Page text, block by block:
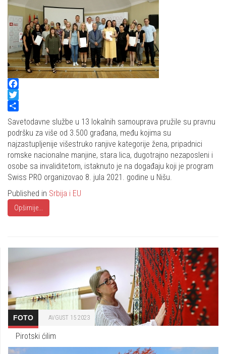
Facebook
Twitter
Share
Savetodavne službe u 13 lokalnih samouprava pružile su pravnu
podršku za više od 3.500 građana, među kojima su
najzastupljenije višestruko ranjive kategorije žena, pripadnici
romske nacionalne manjine, stara lica, dugotrajno nezaposleni i
osobe sa invaliditetom, istaknuto je na događaju koji je program
Swiss PRO organizovao 8. jula 2021. godine u Nišu.
Published in Srbija i EU
Opširnije...
FOTO AVGUST 15 2023
Pirotski ćilim